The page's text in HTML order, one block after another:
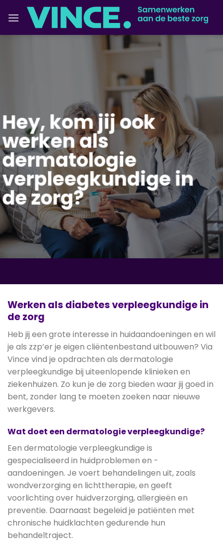
naar
Hey, kom jij ook
werken als
dermatologie
verpleegkundige in
de zorg?
Werken als diabetes verpleegkundige in
de zorg
Heb jij een grote interesse in huidaandoeningen en wil
je als zzp’er je eigen cliëntenbestand uitbouwen? Via
Vince vind je opdrachten als dermatologie
verpleegkundige bij uiteenlopende klinieken en
ziekenhuizen. Zo kun je de zorg bieden waar jij goed in
bent, zonder lang te moeten zoeken naar nieuwe
werkgevers.
Wat doet een dermatologie verpleegkundige?
Een dermatologie verpleegkundige is
gespecialiseerd in huidproblemen en -
aandoeningen. Je voert behandelingen uit, zoals
wondverzorging en lichttherapie, en geeft
voorlichting over huidverzorging, allergieën en
preventie. Daarnaast begeleid je patiënten met
chronische huidklachten gedurende hun
behandeltraject.